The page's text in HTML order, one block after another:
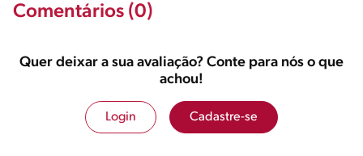
Comentários (0)
Quer deixar a sua avaliação? Conte para nós o que
achou!
Login Cadastre-se